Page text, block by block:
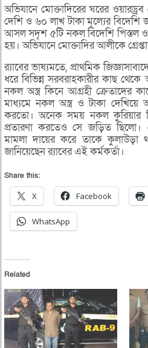
অভিযানে মোক্তাদিরের ঘরের
দেশি ও ৬০ লাখ টাকা মূল্যের বিদেশি
আসল সদৃশ ৫টি নকল বিদেশি পিস্তল
হয়। অভিযানে মোক্তাদির আলীকে
র‌্যাবের ভাষ্যমতে, প্রাথমিক
ধরে বিভিন্ন সরবরাহকারীর কাছ
নকল অস্ত্র কিনে আগ্রহী ক্রেতাদের
মাধ্যমে নকল অস্ত্র ও টাকা দেখিয়ে
করতো। অনেক সময় নকল কুরিয়ার
প্রতারণা করতেও সে জড়িত ছিলো।
মামলা দায়ের করে তাকে কুলাউড়া
জানিয়েছেন র‌্যাবের এই কর্মকর্তা।
Share this:
X Facebook
WhatsApp
Related